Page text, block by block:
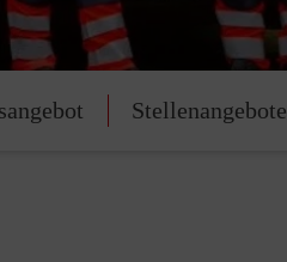
Stellenangebote